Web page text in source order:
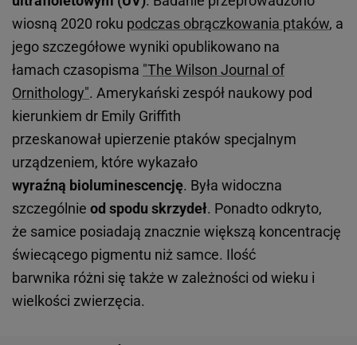
wiosną 2020 roku podczas obrączkowania ptaków, a
jego szczegółowe wyniki opublikowano na
łamach czasopisma "The Wilson Journal of
Ornithology". Amerykański zespół naukowy pod
kierunkiem dr Emily Griffith
przeskanował upierzenie ptaków specjalnym
urządzeniem, które wykazało
wyraźną bioluminescencję. Była widoczna
szczególnie od spodu skrzydeł. Ponadto odkryto,
że samice posiadają znacznie większą koncentrację
świecącego pigmentu niż samce. Ilość
barwnika różni się także w zależności od wieku i
wielkości zwierzęcia.